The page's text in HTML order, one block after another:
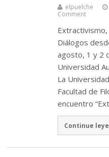
elpuelche
Comment
Extractivismo,
Diálogos
agosto, 1 y 2
Universidad
La
Facultad de
encuentro
Continue